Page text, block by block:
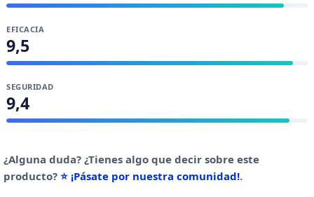
EFICACIA
9,5
SEGURIDAD
9,4
¿Alguna duda? ¿Tienes algo que decir sobre este
producto? ⭐ ¡Pásate por nuestra comunidad!.